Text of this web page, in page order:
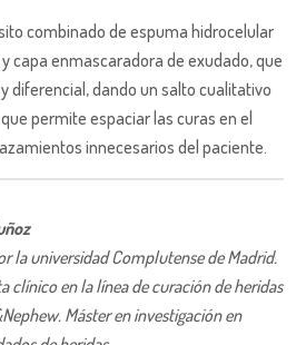
combinado de espuma hidrocelular
capa enmascaradora de exudado, que
diferencial, dando un salto cualitativo
permite espaciar las curas en el
innecesarios del paciente.
la universidad Complutense de Madrid.
clínico en la línea de curación de heridas
Máster en investigación en